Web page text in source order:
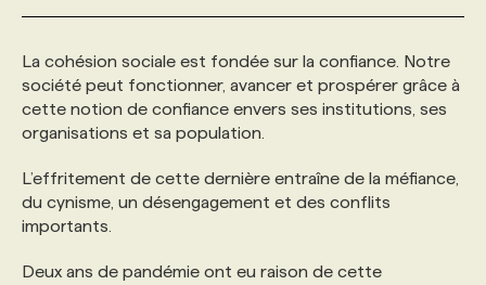
PRIX ET DISTINCTIONS
TENDANCES
GEO/SEO
ÉVÉNEMENTIEL
NOS AUTEUR‧RICES
FAQ
ANNONCEZ AVEC NOUS
FORMATIONS PERSONNALISÉES
NOS FORMATEUR‧RICES
NOS TARIFS
NOS EXPERTISES
La cohésion sociale est fondée sur la confiance. Notre
société peut fonctionner, avancer et prospérer grâce à
cette notion de confiance envers ses institutions, ses
organisations et sa population.
L’effritement de cette dernière entraîne de la méfiance,
du cynisme, un désengagement et des conflits
importants.
Deux ans de pandémie ont eu raison de cette